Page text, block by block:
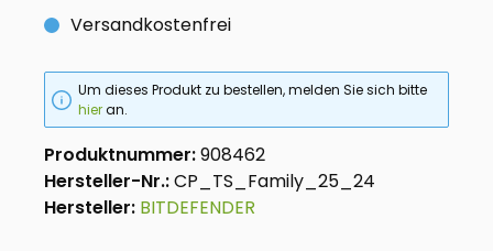
Versandkostenfrei
Um dieses Produkt zu bestellen, melden Sie sich bitte
hieran.
Produktnummer:908462
Hersteller-Nr.:CP_TS_Family_25_24
Hersteller: BITDEFENDER